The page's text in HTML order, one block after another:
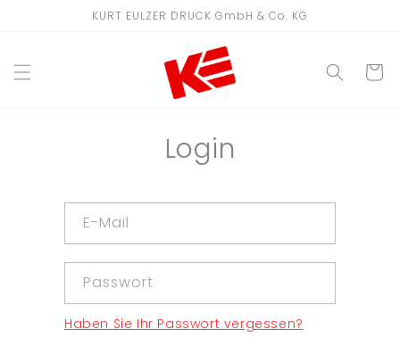
KURT EULZER DRUCK GmbH & Co. KG
Login
E-Mail
Passwort
Haben Sie Ihr Passwort vergessen?